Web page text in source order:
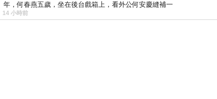
年，何春燕五歲，坐在後台戲箱上，看外公何安慶縫補一
14 小時前